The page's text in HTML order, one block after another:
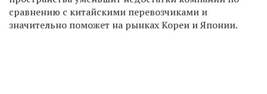
сравнению с китайскими перевозчиками и
значительно поможет на рынках Кореи и Японии.